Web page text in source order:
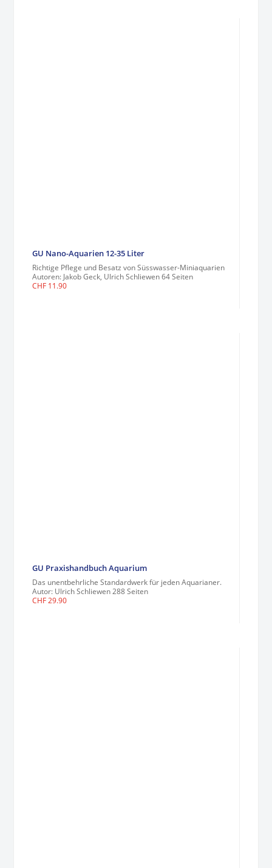
GU Nano-Aquarien 12-35 Liter
Richtige Pflege und Besatz von Süsswasser-Miniaquarien
Autoren: Jakob Geck, Ulrich Schliewen 64 Seiten
CHF 11.90
GU Praxishandbuch Aquarium
Das unentbehrliche Standardwerk für jeden Aquarianer.
Autor: Ulrich Schliewen 288 Seiten
CHF29.90